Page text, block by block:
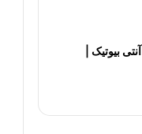
بیوتیک |